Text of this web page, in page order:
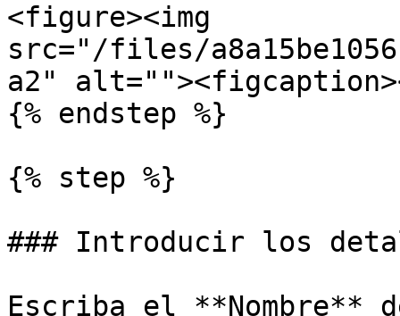
<figure><img
src="/files/
a2"
{% endstep %}
{% step %}
### Introducir los
Escriba el **Nombre**